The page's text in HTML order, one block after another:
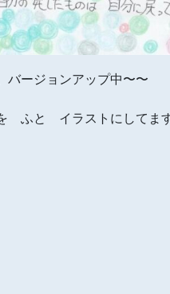
バージョンアップ中〜〜
ふと イラストにしてま